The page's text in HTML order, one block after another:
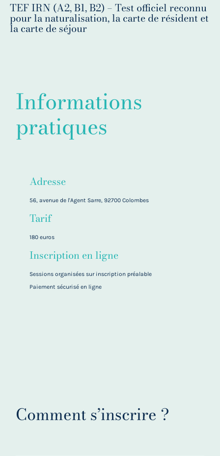
TEF IRN (A2, B1, B2) – Test officiel reconnu
pour la naturalisation, la carte de résident et
la carte de séjour
Informations
pratiques
Adresse
56, avenue de l'Agent Sarre, 92700 Colombes
Tarif
180 euros
Inscription en ligne
Sessions organisées sur inscription préalable
Paiement sécurisé en ligne
Comment s’inscrire ?